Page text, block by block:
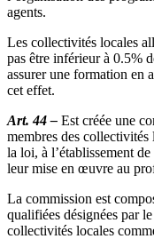
agents.
Les collectivités locales
pas être inférieur à 0.5%
assurer une formation en
cet effet.
Art. 44 – Est créée une
membres des
la loi, à l’établissement
leur mise en œuvre au
La commission est
qualifiées désignées par
collectivités locales